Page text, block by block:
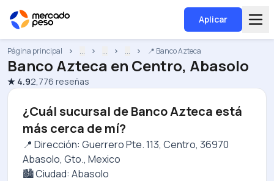
Aplicar
Página principal ... ... ... 📍 Banco Azteca
Banco Azteca en Centro, Abasolo
★ 4.92,776 reseñas
¿Cuál sucursal de Banco Azteca está
más cerca de mí?
📍 Dirección: Guerrero Pte. 113, Centro, 36970
Abasolo, Gto., Mexico
🏙️ Ciudad: Abasolo